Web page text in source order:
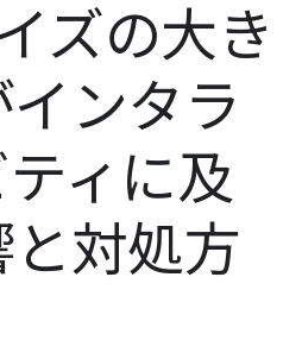
ズの大き
ンタラ
ィに及
対処方